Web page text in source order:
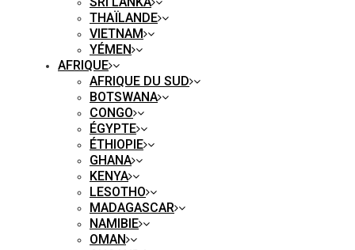
THAÏLANDE
VIETNAM
YÉMEN
AFRIQUE
AFRIQUE DU SUD
BOTSWANA
CONGO
ÉGYPTE
ÉTHIOPIE
GHANA
KENYA
LESOTHO
MADAGASCAR
NAMIBIE
OMAN